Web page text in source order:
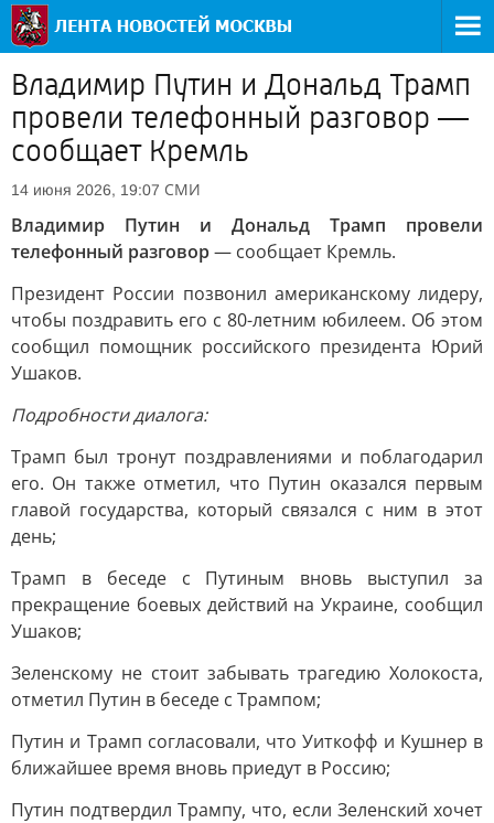
Владимир Путин и Дональд Трамп
провели телефонный разговор —
сообщает Кремль
14 июня 2026, 19:07 СМИ
Владимир Путин и Дональд Трамп провели
телефонный разговор— сообщает Кремль.
Президент России позвонил американскому лидеру,
чтобы поздравить его с 80-летним юбилеем. Об этом
сообщил помощник российского президента Юрий
Ушаков.
Подробности диалога:
Трамп был тронут поздравлениями и поблагодарил
его. Он также отметил, что Путин оказался первым
главой государства, который связался с ним в этот
день;
Трамп в беседе с Путиным вновь выступил за
прекращение боевых действий на Украине, сообщил
Ушаков;
Зеленскому не стоит забывать трагедию Холокоста,
отметил Путин в беседе с Трампом;
Путин и Трамп согласовали, что Уиткофф и Кушнер в
ближайшее время вновь приедут в Россию;
Путин подтвердил Трампу, что, если Зеленский хочет